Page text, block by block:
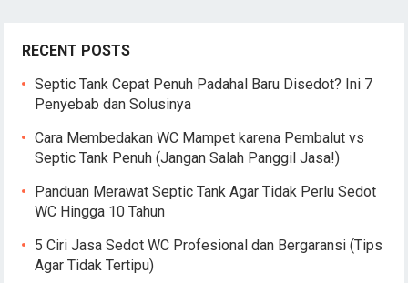
RECENT POSTS
Septic Tank Cepat Penuh Padahal Baru Disedot? Ini 7
Penyebab dan Solusinya
Cara Membedakan WC Mampet karena Pembalut vs
Septic Tank Penuh (Jangan Salah Panggil Jasa!)
Panduan Merawat Septic Tank Agar Tidak Perlu Sedot
WC Hingga 10 Tahun
5 Ciri Jasa Sedot WC Profesional dan Bergaransi (Tips
Agar Tidak Tertipu)